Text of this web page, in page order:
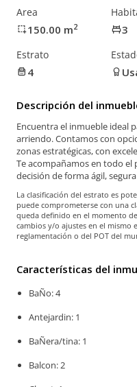
Area
150.00 m2 3
Estrato
4
Descripción del
Encuentra el inmueble ideal
arriendo. Contamos con
zonas estratégicas, con
Te acompañamos en todo el
decisión de forma ágil,
La clasificación del estrato es
puede comprometerse con una
queda definido en el momento
cambios y/o ajustes en el
reglamentación o del POT del
Características del
BaÑo: 4
Antejardin: 1
BaÑera/tina: 1
Balcon: 2